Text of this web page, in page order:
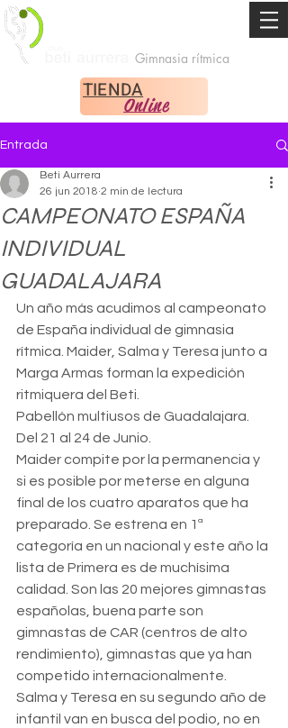
Gimnasia rítmica
Online
TIENDA
Entrada
CAMPEONATO ESPAÑA
INDIVIDUAL
GUADALAJARA
Beti Aurrera
26 jun 2018 2 min de lectura
Un año más acudimos al campeonato
de España individual de gimnasia
rítmica. Maider, Salma y Teresa junto a
Marga Armas forman la expedición
ritmiquera del Beti.
Pabellón multiusos de Guadalajara.
Del 21 al 24 de Junio.
Maider compite por la permanencia y
si es posible por meterse en alguna
final de los cuatro aparatos que ha
preparado. Se estrena en 1ª
categoría en un nacional y este año la
lista de Primera es de muchísima
calidad. Son las 20 mejores gimnastas
españolas, buena parte son
gimnastas de CAR (centros de alto
rendimiento), gimnastas que ya han
competido internacionalmente.
Salma y Teresa en su segundo año de
infantil van en busca del podio, no en